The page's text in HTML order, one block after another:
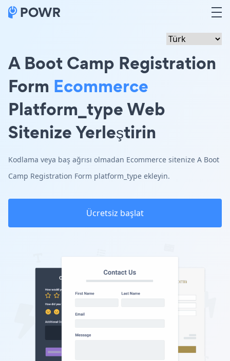
A Boot Camp Registration
Form Ecommerce
Platform_type Web
Sitenize Yerleştirin
Kodlama veya baş ağrısı olmadan Ecommerce sitenize A Boot
Camp Registration Form platform_type ekleyin.
Ücretsiz başlat